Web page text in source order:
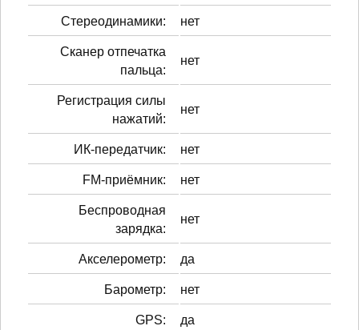
Стереодинамики: нет
Сканер отпечатка
пальца:
нет
Регистрация силы
нажатий:
нет
ИК-передатчик: нет
FM-приёмник: нет
Беспроводная
зарядка:
нет
Акселерометр: да
Барометр: нет
GPS: да